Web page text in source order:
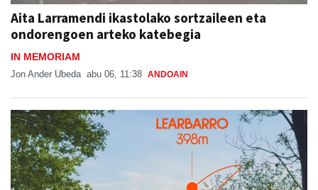
Aita Larramendi ikastolako sortzaileen eta
ondorengoen arteko katebegia
IN MEMORIAM
Jon Ander Ubeda abu 06, 11:38 ANDOAIN